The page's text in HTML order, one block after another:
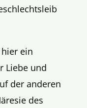
ein
Liebe und
der anderen
des